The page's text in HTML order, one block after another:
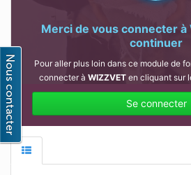
Merci de vous connecter à
continuer
Pour aller plus loin dans ce module de
connecter à WIZZVET en cliquant sur
Se connecter